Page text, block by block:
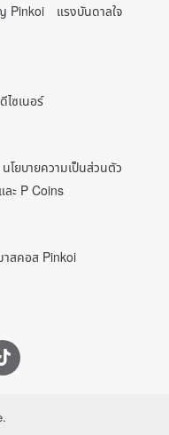
Pinkoi
แรงบันดาลใจ
ไซเนอร์
นโยบายความเป็นส่วนตัว
ละ P Coins
าสคอส Pinkoi